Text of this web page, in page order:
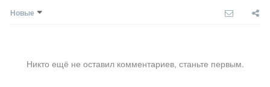
Новые
Никто ещё не оставил комментариев, станьте первым.